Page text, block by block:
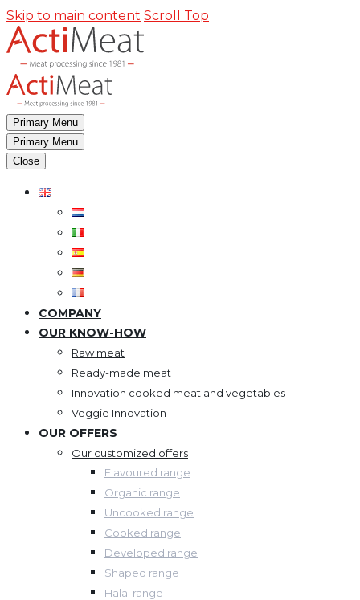
Skip to main content Scroll Top
Primary Menu
Primary Menu
Close
COMPANY
OUR KNOW-HOW
Raw meat
Ready-made meat
Innovation cooked meat and vegetables
Veggie Innovation
OUR OFFERS
Our customized offers
Flavoured range
Organic range
Uncooked range
Cooked range
Developed range
Shaped range
Halal range